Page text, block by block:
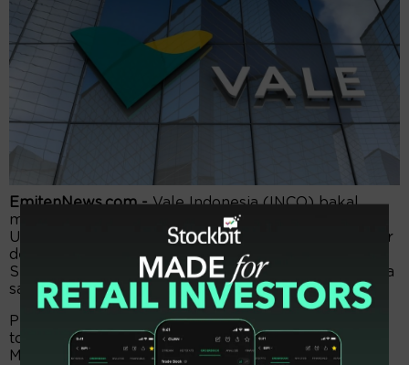
EmitenNews.com -Vale Indonesia (INCO) bakal
menggelontorkan dividen tahun buku 2022 senilai
USD60,12 juta. Nilai dividen itu setara Rp883,76 miliar
dengan asumsi kurs Rp14.700 per dolar Amerika
Serikat (USD). So, pemegang saham akan menerima
santunan dividen USD0,00605 per lembar.
Pembagian dividen itu diambil 30 persen dari
torehan laba bersih tahun lalu senilai USD200 juta.
Melesat 21 persen dari koleksi episode sama tahun